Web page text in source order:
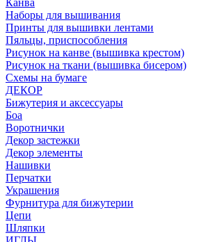
Канва
Наборы для вышивания
Принты для вышивки лентами
Пяльцы, приспособления
Рисунок на канве (вышивка крестом)
Рисунок на ткани (вышивка бисером)
Схемы на бумаге
ДЕКОР
Бижутерия и аксессуары
Боа
Воротнички
Декор застежки
Декор элементы
Нашивки
Перчатки
Украшения
Фурнитура для бижутерии
Цепи
Шляпки